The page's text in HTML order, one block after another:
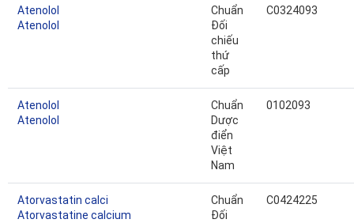
Atenolol
Atenolol
Chuẩn
Đối
chiếu
thứ
cấp
C0324093
Atenolol
Atenolol
Chuẩn
Dược
điển
Việt
Nam
0102093
Atorvastatin calci
Atorvastatine calcium
Chuẩn
Đối
C0424225